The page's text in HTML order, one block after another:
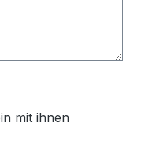
mit ihnen